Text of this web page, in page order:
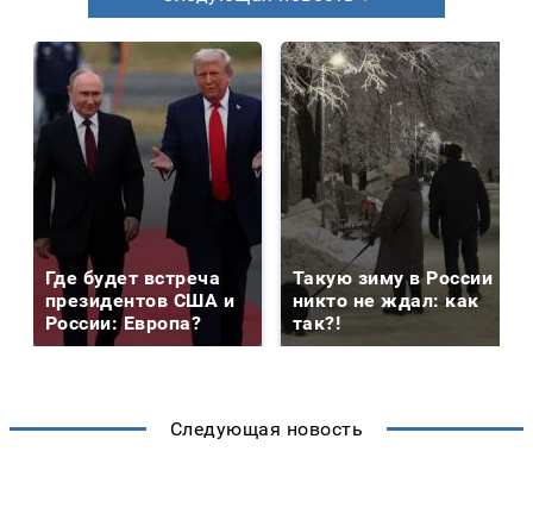
Где будет встреча
президентов США и
России: Европа?
Такую зиму в России
никто не ждал: как
так?!
Следующая новость